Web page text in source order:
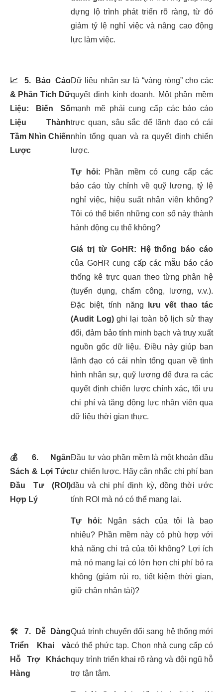
dựng lộ trình phát triển rõ ràng, từ đó
giảm tỷ lệ nghỉ việc và nâng cao động
lực làm việc.
📈
5. Báo Cáo
& Phân Tích Dữ
Liệu: Biến Số
Liệu Thành
Tầm Nhìn Chiến
Lược
Dữ liệu nhân sự là “vàng ròng” cho các
quyết định kinh doanh. Một phần mềm
mạnh mẽ phải cung cấp các báo cáo
trực quan, sâu sắc để lãnh đạo có cái
nhìn tổng quan và ra quyết định chiến
lược.
Tự hỏi: Phần mềm có cung cấp các
báo cáo tùy chỉnh về quỹ lương, tỷ lệ
nghỉ việc, hiệu suất nhân viên không?
Tôi có thể biến những con số này thành
hành động cụ thể không?
Giá trị từ GoHR:
Hệ thống báo cáo
của GoHR cung cấp các mẫu báo cáo
thống kê trực quan theo từng phân hệ
(tuyển dụng, chấm công, lương, v.v.).
Đặc biệt, tính năng
lưu vết thao tác
(Audit Log)ghi lại toàn bộ lịch sử thay
đổi, đảm bảo tính minh bạch và truy xuất
nguồn gốc dữ liệu. Điều này giúp ban
lãnh đạo có cái nhìn tổng quan về tình
hình nhân sự, quỹ lương để đưa ra các
quyết định chiến lược chính xác, tối ưu
chi phí và tăng động lực nhân viên qua
dữ liệu thời gian thực.
💰
6. Ngân
Sách & Lợi Tức
Đầu Tư (ROI)
Hợp Lý
Đầu tư vào phần mềm là một khoản đầu
tư chiến lược. Hãy cân nhắc chi phí ban
đầu và chi phí định kỳ, đồng thời ước
tính ROI mà nó có thể mang lại.
Tự hỏi: Ngân sách của tôi là bao
nhiêu? Phần mềm này có phù hợp với
khả năng chi trả của tôi không? Lợi ích
mà nó mang lại có lớn hơn chi phí bỏ ra
không (giảm rủi ro, tiết kiệm thời gian,
giữ chân nhân tài)?
🛠️
7. Dễ Dàng
Triển Khai và
Hỗ Trợ Khách
Hàng
Quá trình chuyển đổi sang hệ thống mới
có thể phức tạp. Chọn nhà cung cấp có
quy trình triển khai rõ ràng và đội ngũ hỗ
trợ tận tâm.